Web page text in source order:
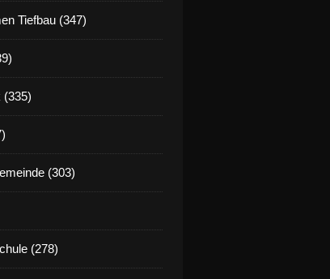
Tiefbau (347)
(335)
(303)
(278)